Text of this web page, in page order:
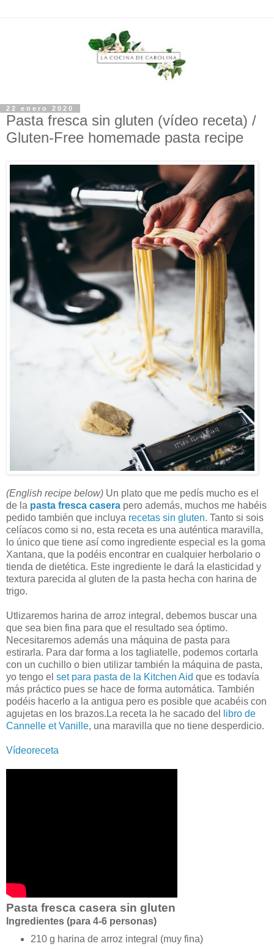
22 enero 2020
Pasta fresca sin gluten (vídeo receta) /
Gluten-Free homemade pasta recipe
(English recipe below) Un plato que me pedís mucho es el
de la pasta fresca casera pero además, muchos me habéis
pedido también que incluya recetas sin gluten. Tanto si sois
celíacos como si no, esta receta es una auténtica maravilla,
lo único que tiene así como ingrediente especial es la goma
Xantana, que la podéis encontrar en cualquier herbolario o
tienda de dietética. Este ingrediente le dará la elasticidad y
textura parecida al gluten de la pasta hecha con harina de
trigo.
Utlizaremos harina de arroz integral, debemos buscar una
que sea bien fina para que el resultado sea óptimo.
Necesitaremos además una máquina de pasta para
estirarla. Para dar forma a los tagliatelle, podemos cortarla
con un cuchillo o bien utilizar también la máquina de pasta,
yo tengo el set para pasta de la Kitchen Aid que es todavía
más práctico pues se hace de forma automática. También
podéis hacerlo a la antigua pero es posible que acabéis con
agujetas en los brazos.La receta la he sacado del
libro de
Cannelle et Vanille, una maravilla que no tiene desperdicio.
Vídeoreceta
Pasta fresca casera sin gluten
Ingredientes (para 4-6 personas)
210 g harina de arroz integral (muy fina)